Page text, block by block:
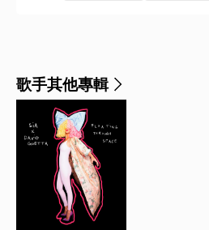
歌手其他專輯